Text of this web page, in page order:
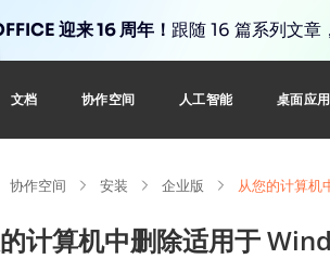
迎来 16 周年！ 跟随 16 篇系列文章
文档 协作空间 人工智能 桌面应用
协作空间 安装 企业版 从您的计算机
计算机中删除适用于